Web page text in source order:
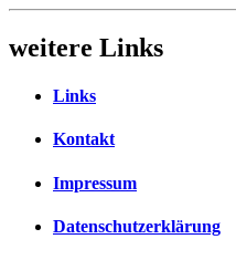
weitere Links
Links
Kontakt
Impressum
Datenschutzerklärung